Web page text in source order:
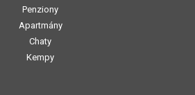
Penziony
Apartmány
Chaty
Kempy